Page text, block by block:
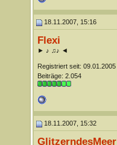
18.11.2007, 15:16
Flexi
► ♪ ♫♪ ◄
Registriert seit: 09.01.2005
Beiträge: 2.054
18.11.2007, 15:32
GlitzerndesMeer